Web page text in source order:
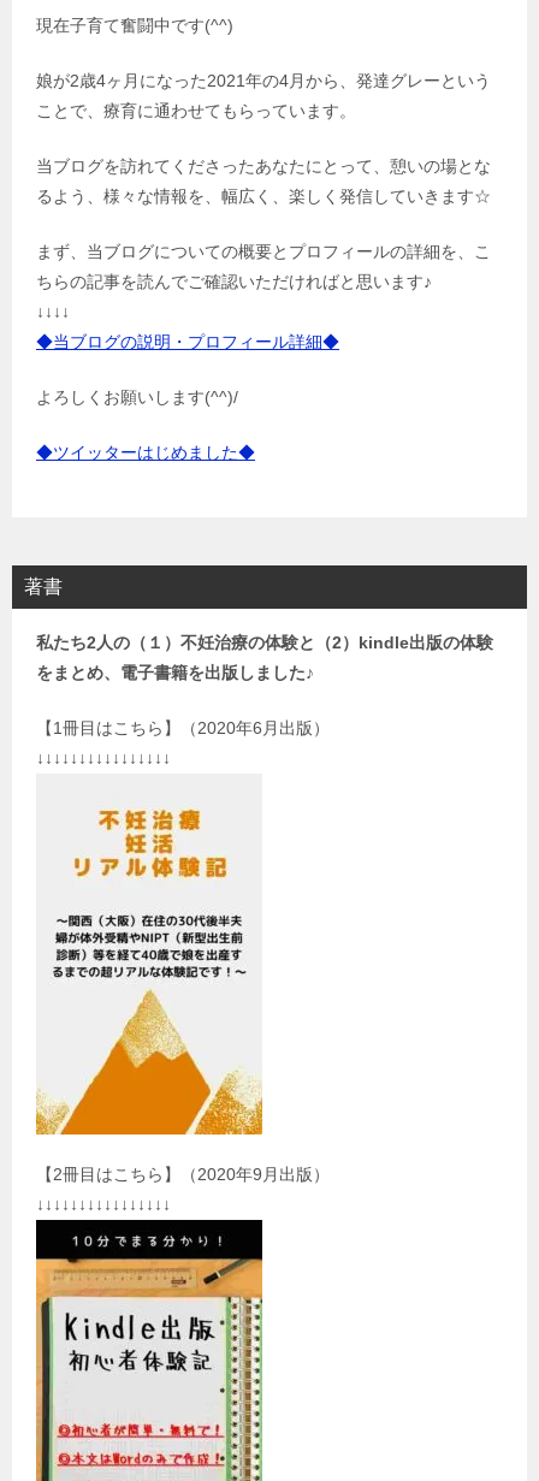
現在子育て奮闘中です(^^)
娘が2歳4ヶ月になった2021年の4月から、発達グレーという
ことで、療育に通わせてもらっています。
当ブログを訪れてくださったあなたにとって、憩いの場とな
るよう、様々な情報を、幅広く、楽しく発信していきます☆
まず、当ブログについての概要とプロフィールの詳細を、こ
ちらの記事を読んでご確認いただければと思います♪
↓↓↓↓
◆当ブログの説明・プロフィール詳細◆
よろしくお願いします(^^)/
◆ツイッターはじめました◆
著書
私たち2人の（１）不妊治療の体験と（2）kindle出版の体験
をまとめ、電子書籍を出版しました♪
【1冊目はこちら】（2020年6月出版）
↓↓↓↓↓↓↓↓↓↓↓↓↓↓↓↓
【2冊目はこちら】（2020年9月出版）
↓↓↓↓↓↓↓↓↓↓↓↓↓↓↓↓